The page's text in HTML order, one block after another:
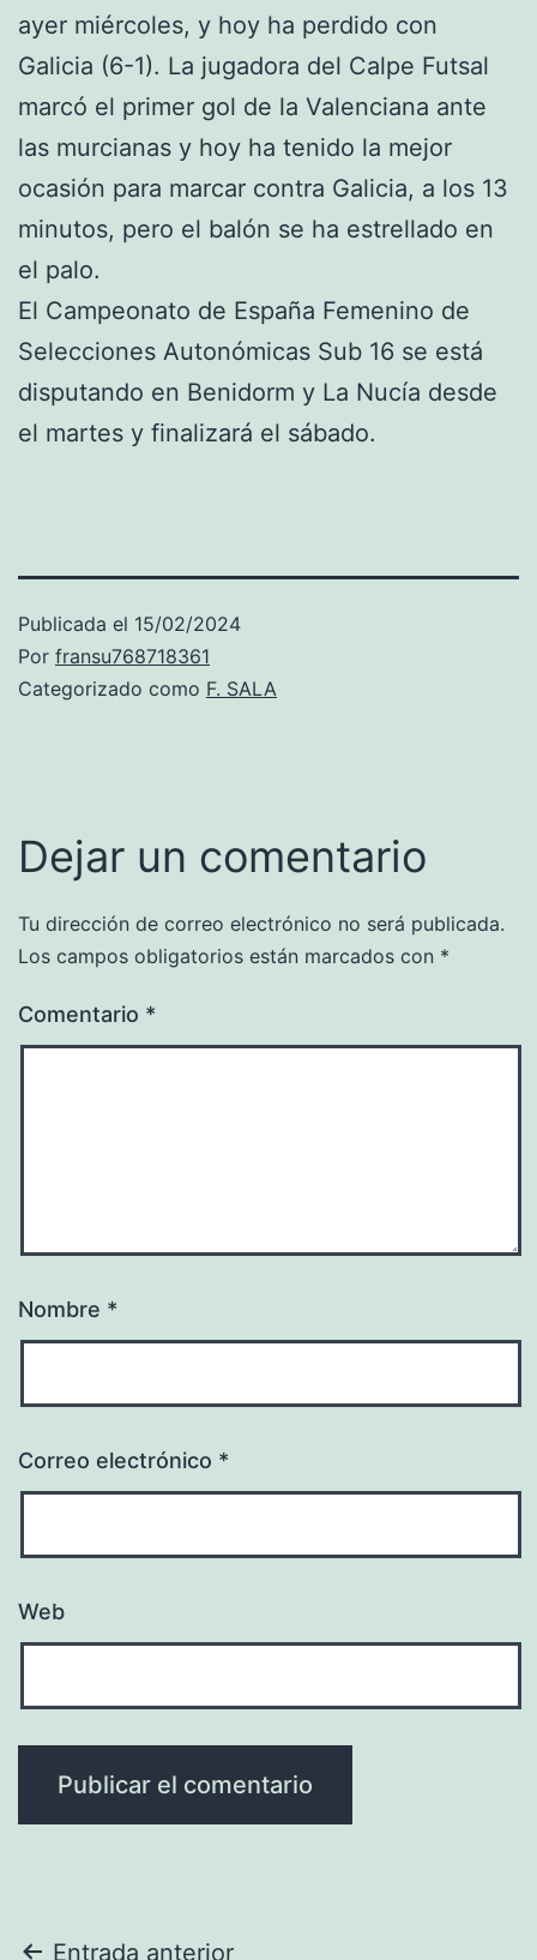
ayer miércoles, y hoy ha perdido con
Galicia (6-1). La jugadora del Calpe Futsal
marcó el primer gol de la Valenciana ante
las murcianas y hoy ha tenido la mejor
ocasión para marcar contra Galicia, a los 13
minutos, pero el balón se ha estrellado en
el palo.
El Campeonato de España Femenino de
Selecciones Autonómicas Sub 16 se está
disputando en Benidorm y La Nucía desde
el martes y finalizará el sábado.
Publicada el 15/02/2024
Por fransu768718361
Categorizado como F. SALA
Dejar un comentario
Tu dirección de correo electrónico no será publicada.
Los campos obligatorios están marcados con *
Comentario *
Nombre *
Correo electrónico *
Web
Entrada anterior